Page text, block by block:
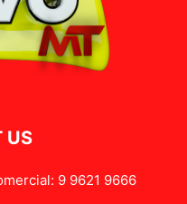
US
9 9621 9666